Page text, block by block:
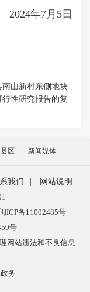
年7月5日
南山新村东侧地块
性研究报告的复
区 新闻媒体
我们
网站说明
闽ICP备11002485号
号
网站违法和不良信息
务